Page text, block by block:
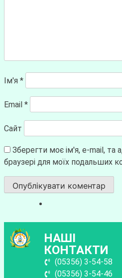
Ім'я *
Email *
Сайт
Зберегти моє ім'я, e-mail, та
браузері для моїх подальших
НАШІ
КОНТАКТИ
(05356) 3-54-58
(05356) 3-54-46